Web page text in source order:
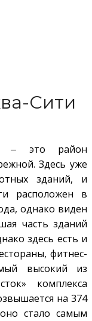
Сити
‒ это район
Здесь уже
зданий, и
расположен в
однако виден
часть зданий
здесь есть и
фитнес-
высокий из
комплекса
на 374
стало самым